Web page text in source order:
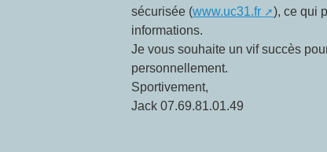
sécurisée (www.uc31.fr
), ce qui
informations.
Je vous souhaite un vif succès
personnellement.
Sportivement,
Jack 07.69.81.01.49